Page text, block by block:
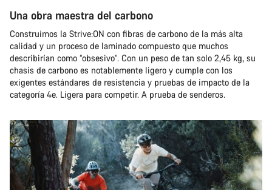
Una obra maestra del carbono
Construimos la Strive:ON con fibras de carbono de la más alta
calidad y un proceso de laminado compuesto que muchos
describirían como “obsesivo”. Con un peso de tan solo 2,45 kg, su
chasis de carbono es notablemente ligero y cumple con los
exigentes estándares de resistencia y pruebas de impacto de la
categoría 4e. Ligera para competir. A prueba de senderos.